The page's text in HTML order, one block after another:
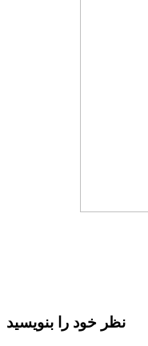
نظر خود را بنویسید